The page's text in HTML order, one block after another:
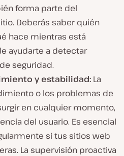
forma parte del
Deberás saber quién
hace mientras está
ayudarte a detectar
seguridad.
y estabilidad: La
o los problemas de
en cualquier momento,
del usuario. Es esencial
si tus sitios web
La supervisión proactiva